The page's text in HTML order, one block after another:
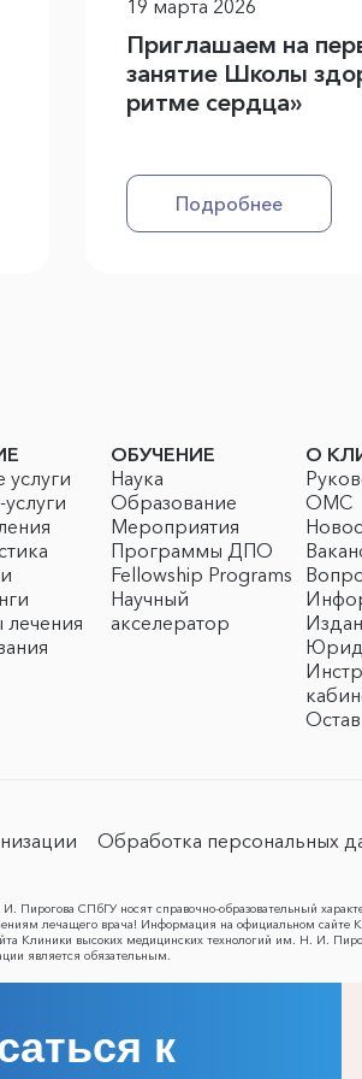
19 марта 2026
Приглашаем на
занятие Школы
ритме сердца»
Подробнее
услуги
ОБУЧЕНИЕ
Наука
Образование
Мероприятия
Программы ДПО
Fellowship Programs
Научный
акселератор
О
ОМС
Обработка персональных
СПбГУ носят справочно-образовательный
лечащего врача! Информация на официальном
Клиники высоких медицинских технологий им. Н. И.
является обязательным.
к